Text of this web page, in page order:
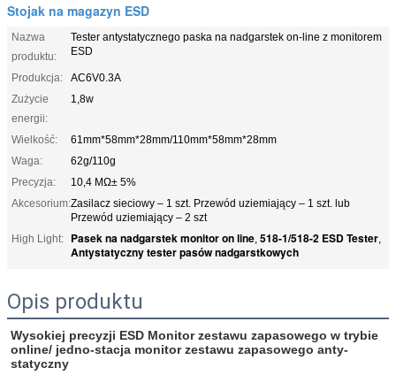
Stojak na magazyn ESD
Nazwa
produktu:
Tester antystatycznego paska na nadgarstek on-line z monitorem
ESD
Produkcja:
AC6V0.3A
Zużycie
energii:
1,8w
Wielkość:
61mm*58mm*28mm/110mm*58mm*28mm
Waga:
62g/110g
Precyzja:
10,4 MΩ± 5%
Akcesorium:Zasilacz sieciowy – 1 szt. Przewód uziemiający – 1 szt. lub
Przewód uziemiający – 2 szt
High Light:
Pasek na nadgarstek monitor on line, 518-1/518-2 ESD Tester,
Antystatyczny tester pasów nadgarstkowych
Opis produktu
Wysokiej precyzji ESD Monitor zestawu zapasowego w trybie
online/ jedno-stacja monitor zestawu zapasowego anty-
statyczny